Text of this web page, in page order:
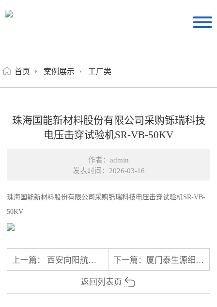
首页 案例展示 工厂类
珠海国能新材料股份有限公司采购铄瑞科技
电压击穿试验机SR-VB-50KV
作者：admin
发表时间：2026-03-16
珠海国能新材料股份有限公司采购铄瑞科技电压击穿试验机SR-VB-
50KV
上一篇： 西安向阳航天材料股份有限公司采购铄瑞科技电压击穿试验机SR-VB-50KV 下一篇： 厦门泰生源细胞科技研究院采购广东铄瑞科技有限公司渗透压摩尔浓度测定仪 SR-10
返回列表页